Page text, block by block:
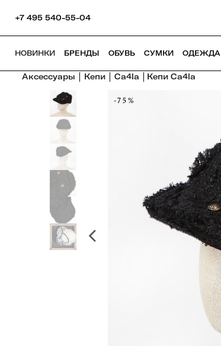
+7 495 540-55-04
НОВИНКИ БРЕНДЫ ОБУВЬ СУМКИ ОДЕЖДА
Аксессуары Кепи Ca4la Кепи Ca4la
-75%